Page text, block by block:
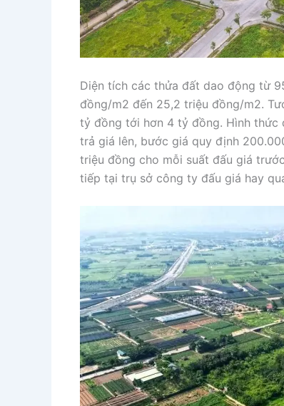
Diện tích các thửa đất dao động từ
đồng/m2 đến 25,2 triệu đồng/m2.
tỷ đồng tới hơn 4 tỷ đồng. Hình thức
trả giá lên, bước giá quy định
triệu đồng cho mỗi suất đấu giá
tiếp tại trụ sở công ty đấu giá hay